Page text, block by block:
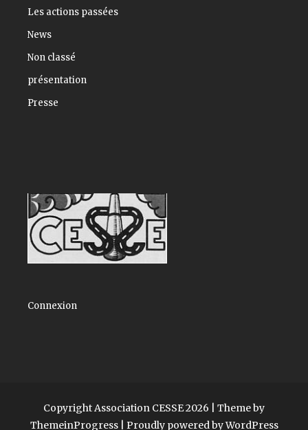
Les actions passées
News
Non classé
présentation
Presse
Connexion
Copyright Association CESSE 2026 | Theme by
ThemeinProgress| Proudly powered by WordPress